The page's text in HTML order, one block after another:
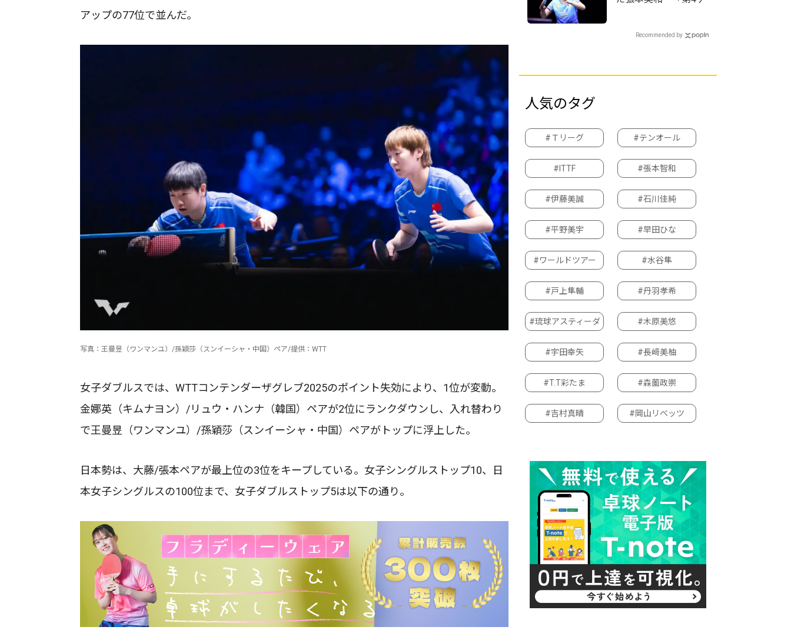
アップの77位で並んだ。
写真：王曼昱（ワンマンユ）/孫穎莎（スンイーシャ・中国）ペア/提供：WTT
女子ダブルスでは、WTTコンテンダーザグレブ2025のポイント失効により、1位が変動。
金娜英（キムナヨン）/リュウ・ハンナ（韓国）ペアが2位にランクダウンし、入れ替わり
で王曼昱（ワンマンユ）/孫穎莎（スンイーシャ・中国）ペアがトップに浮上した。
日本勢は、大藤/張本ペアが最上位の3位をキープしている。女子シングルストップ10、日
本女子シングルスの100位まで、女子ダブルストップ5は以下の通り。
WTTチャンピオンズ
Recommended by
人気のタグ
#Ｔリーグ #テンオール
#ITTF #張本智和
#伊藤美誠 #石川佳純
#平野美宇 #早田ひな
#ワールドツアー #水谷隼
#戸上隼輔 #丹羽孝希
#琉球アスティーダ #木原美悠
#宇田幸矢 #長﨑美柚
#T.T彩たま #森薗政崇
#吉村真晴 #岡山リベッツ